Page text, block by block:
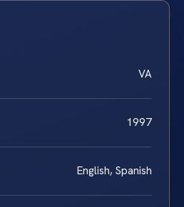
VA
1997
English, Spanish